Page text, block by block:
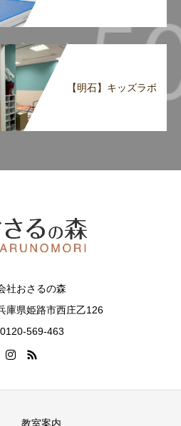
【明石】キッズラボ
社おさるの森
庫県姫路市西庄乙126
569-463
教室案内